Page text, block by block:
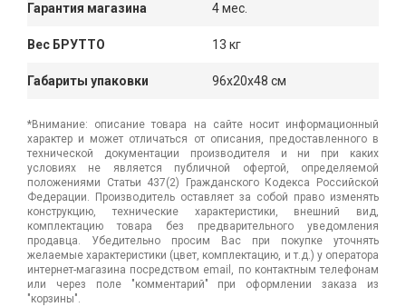
Гарантия магазина 4 мес.
Вес БРУТТО 13 кг
Габариты упаковки 96x20x48 см
*Внимание: описание товара на сайте носит информационный
характер и может отличаться от описания, предоставленного в
технической документации производителя и ни при каких
условиях не является публичной офертой, определяемой
положениями Статьи 437(2) Гражданского Кодекса Российской
Федерации. Производитель оставляет за собой право изменять
конструкцию, технические характеристики, внешний вид,
комплектацию товара без предварительного уведомления
продавца. Убедительно просим Вас при покупке уточнять
желаемые характеристики (цвет, комплектацию, и т.д.) у оператора
интернет-магазина посредством email, по контактным телефонам
или через поле "комментарий" при оформлении заказа из
"корзины".